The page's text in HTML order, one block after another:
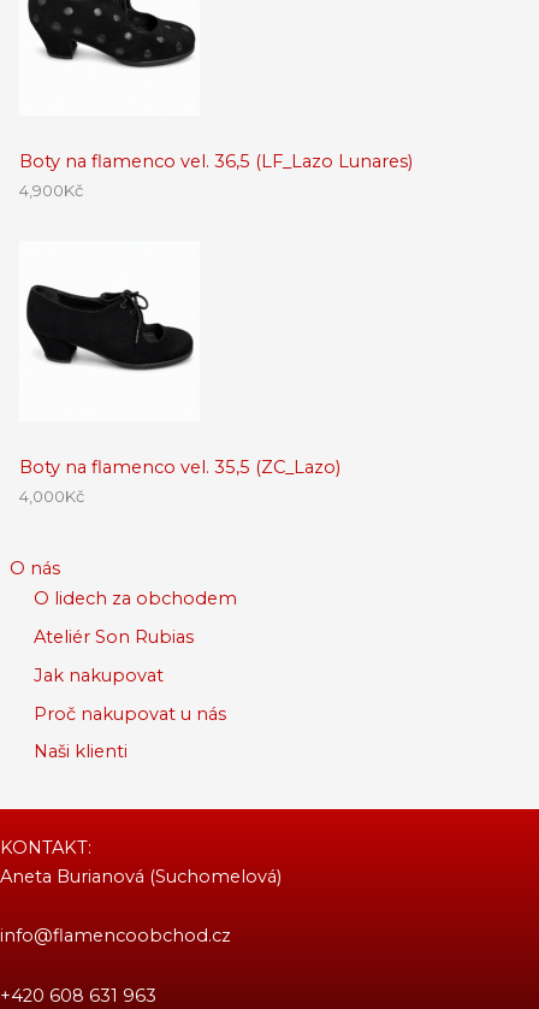
Boty na flamenco vel. 36,5 (LF_Lazo Lunares)
4,900Kč
Boty na flamenco vel. 35,5 (ZC_Lazo)
4,000Kč
O nás
O lidech za obchodem
Ateliér Son Rubias
Jak nakupovat
Proč nakupovat u nás
Naši klienti
KONTAKT:
Aneta Burianová (Suchomelová)
info@flamencoobchod.cz
+420 608 631 963